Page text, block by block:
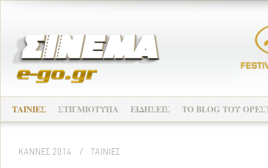
ΤΑΙΝΙΕΣ ΣΤΙΓΜΙΟΤΥΠΑ ΕΙΔΗΣΕΙΣ ΤO BLOG ΤΟΥ
ΚΑΝΝΕΣ 2014 / ΤΑΙΝΙΕΣ